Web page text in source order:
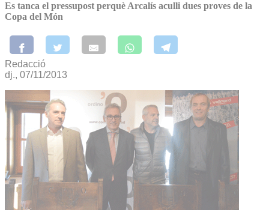
Es tanca el pressupost perquè Arcalís aculli dues proves de la
Copa del Món
Redacció
dj., 07/11/2013